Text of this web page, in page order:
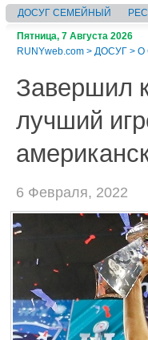
ДОСУГ СЕМЕЙНЫЙ
Пятница, 7 Августа 2026
RUNYweb.com > ДОСУГ > О
Завершил
лучший
6 Февраля, 2022